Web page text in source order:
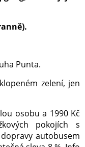
Punta.
zelení, jen
osobu a 1990 Kč
pokojích s
autobusem